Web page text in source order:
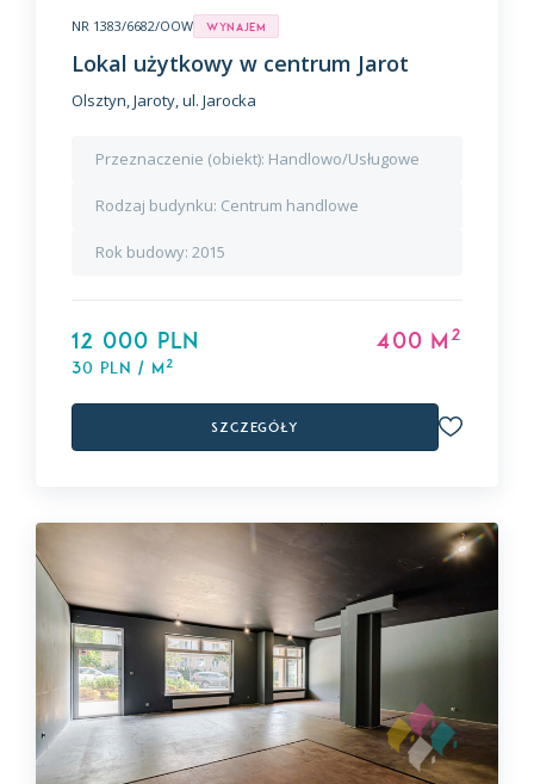
NR 1383/6682/OOW Wynajem
Lokal użytkowy w centrum Jarot
Olsztyn, Jaroty, ul. Jarocka
Przeznaczenie (obiekt): Handlowo/Usługowe
Rodzaj budynku: Centrum handlowe
Rok budowy: 2015
12 000 PLN
30 PLN / m2
400 m 2
Szczegóły